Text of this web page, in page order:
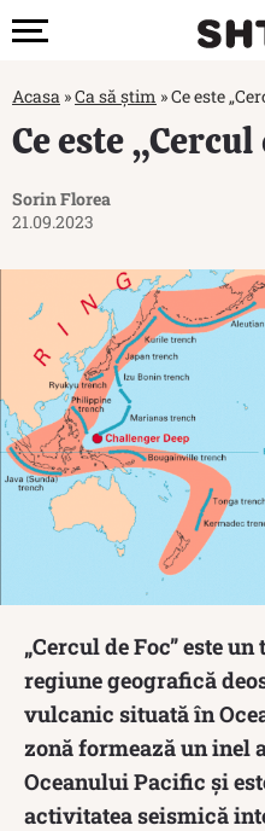
Acasa »Ca să știm »Ce este
Ce este „Cercul
Sorin Florea
21.09.2023
„Cercul de Foc” este
regiune geografică
vulcanic situată în
zonă formează un inel
Oceanului Pacific și
activitatea seismică